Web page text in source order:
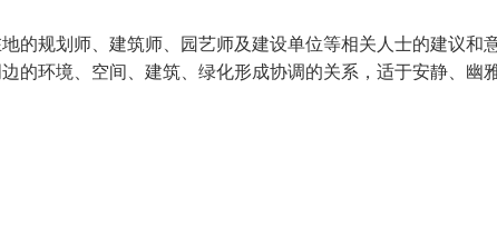
的规划师、建筑师、园艺师及建设单位等相关人士的建议和
的环境、空间、建筑、绿化形成协调的关系，适于安静、幽